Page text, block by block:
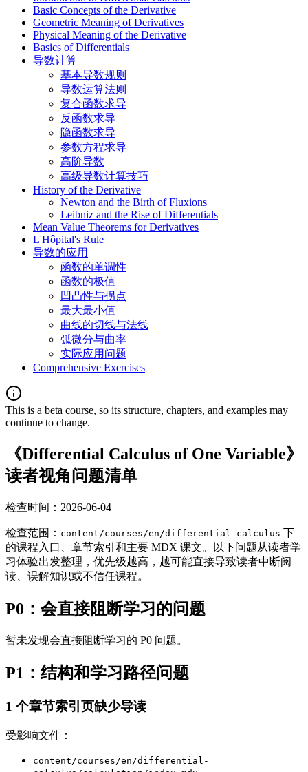
Basic Concepts of the Derivative
Geometric Meaning of Derivatives
Physical Meaning of the Derivative
Basics of Differentials
导数计算
基本导数规则
导数运算法则
复合函数求导
反函数求导
隐函数求导
参数方程求导
高阶导数
高级导数计算技巧
History of the Derivative
Newton and the Birth of Fluxions
Leibniz and the Rise of Differentials
Mean Value Theorems for Derivatives
L'Hôpital's Rule
导数的应用
函数的单调性
函数的极值
凹凸性与拐点
最大最小值
曲线的切线与法线
弧微分与曲率
实际应用问题
Comprehensive Exercises
This is a beta course, so its structure, chapters, and examples may
continue to change.
《Differential Calculus of One Variable》
读者视角问题清单
检查时间：2026-06-04
检查范围： content/courses/en/differential-calculus 下
的课程入口、章节索引和主要 MDX 课文。以下问题从读者学
习体验出发整理，优先级越高，越可能直接导致读者中断阅
读、误解知识或不信任课程。
P0：会直接阻断学习的问题
暂未发现会直接阻断学习的 P0 问题。
P1：结构和学习路径问题
1 个章节索引页缺少导读
受影响文件：
content/courses/en/differential-